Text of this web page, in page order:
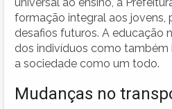
formação integral aos jovens,
desafios futuros. A educação
dos indivíduos como
a sociedade como um todo.
Mudanças no